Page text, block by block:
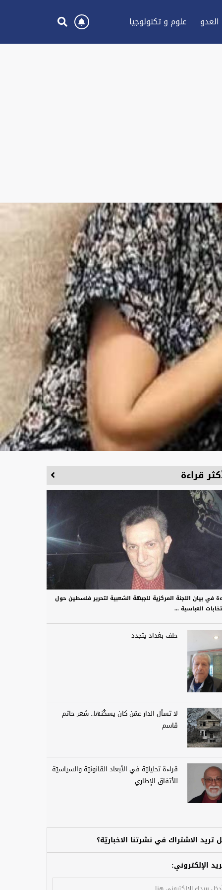
علوم و تكنولوجيا
قراءة
في بيان اللجنة المركزية للجبهة الشعبية لتحرير فلسطين حول
العباسية ...
حلف بغداد يتجدد
لا تسأل الدار عمّن كان يسكُنها.. شعر حاتم
قاسم
قراءة تحليليّة في الأبعاد القانونيّة والسياسيّة
للأتفاق الإطاري
تريد الاشتراك في نشرتنا الاخباريّة؟
الإلكتروني: